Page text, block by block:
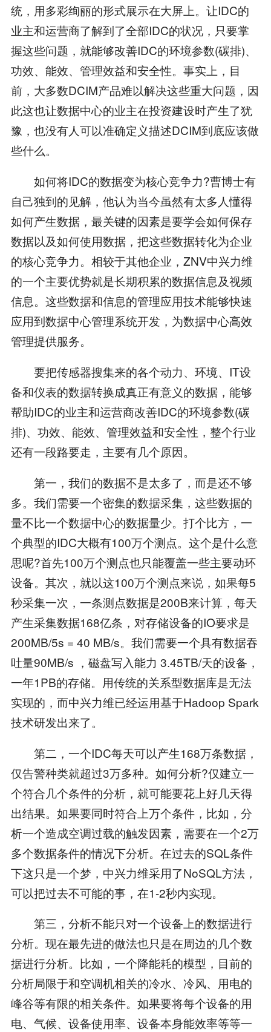
统，用多彩绚丽的形式展示在大屏上。让IDC的
业主和运营商了解到了全部IDC的状况，只要掌
握这些问题，就能够改善IDC的环境参数(碳排)、
功效、能效、管理效益和安全性。事实上，目
前，大多数DCIM产品难以解决这些重大问题，因
此这也让数据中心的业主在投资建设时产生了犹
豫，也没有人可以准确定义描述DCIM到底应该做
些什么。
如何将IDC的数据变为核心竞争力?曹博士有
自己独到的见解，他认为当今虽然有太多人懂得
如何产生数据，最关键的因素是要学会如何保存
数据以及如何使用数据，把这些数据转化为企业
的核心竞争力。相较于其他企业，ZNV中兴力维
的一个主要优势就是长期积累的数据信息及视频
信息。这些数据和信息的管理应用技术能够快速
应用到数据中心管理系统开发，为数据中心高效
管理提供服务。
要把传感器搜集来的各个动力、环境、IT设
备和仪表的数据转换成真正有意义的数据，能够
帮助IDC的业主和运营商改善IDC的环境参数(碳
排)、功效、能效、管理效益和安全性，整个行业
还有一段路要走，主要有几个原因。
第一，我们的数据不是太多了，而是还不够
多。我们需要一个密集的数据采集，这些数据的
量不比一个数据中心的数据量少。打个比方，一
个典型的IDC大概有100万个测点。这个是什么意
思呢?首先100万个测点也只能覆盖一些主要动环
设备。其次，就以这100万个测点来说，如果每5
秒采集一次，一条测点数据是200B来计算，每天
产生采集数据168亿条，对存储设备的IO要求是
200MB/5s = 40 MB/s。我们需要一个具有数据吞
吐量90MB/s ，磁盘写入能力 3.45TB/天的设备，
一年1PB的存储。用传统的关系型数据库是无法
实现的，而中兴力维已经运用基于Hadoop Spark
技术研发出来了。
第二，一个IDC每天可以产生168万条数据，
仅告警种类就超过3万多种。如何分析?仅建立一
个符合几个条件的分析，就可能要花上好几天得
出结果。如果要同时符合上万个条件，比如，分
析一个造成空调过载的触发因素，需要在一个2万
多个数据条件的情况下分析。在过去的SQL条件
下这只是一个梦，中兴力维采用了NoSQL方法，
可以把过去不可能的事，在1-2秒内实现。
第三，分析不能只对一个设备上的数据进行
分析。现在最先进的做法也只是在周边的几个数
据进行分析。比如，一个降能耗的模型，目前的
分析局限于和空调机相关的冷水、冷风、用电的
峰谷等有限的相关条件。如果要将每个设备的用
电、气候、设备使用率、设备本身能效率等等一